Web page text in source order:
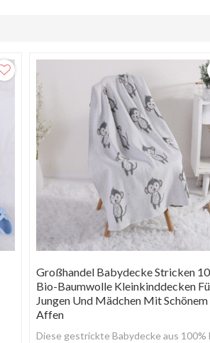
Großhandel Babydecke Stricken
Bio-Baumwolle Kleinkinddecken
Jungen Und Mädchen Mit Schönem
Affen
Diese gestrickte Babydecke aus 100%